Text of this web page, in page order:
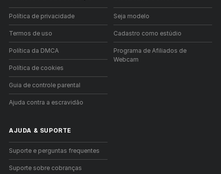
Política de privacidade
Termos de uso
Política da DMCA
Política de cookies
Guia de controle parental
Ajuda contra a escravidão
Seja modelo
Cadastro como estúdio
Programa de Afiliados de
Webcam
AJUDA & SUPORTE
Suporte e perguntas frequentes
Suporte sobre cobranças